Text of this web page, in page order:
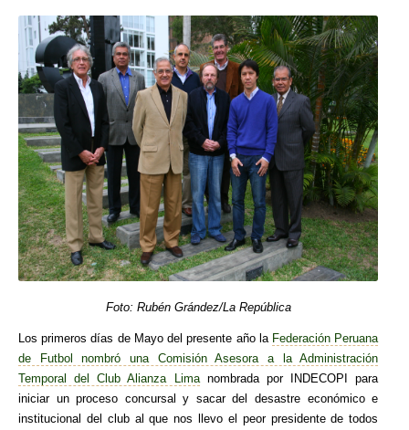
Foto: Rubén Grández/La República
Los primeros días de Mayo del presente año la Federación Peruana
de Futbol nombró una Comisión Asesora a la Administración
Temporal del Club Alianza Limanombrada por INDECOPI para
iniciar un proceso concursal y sacar del desastre económico e
institucional del club al que nos llevo el peor presidente de todos